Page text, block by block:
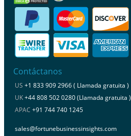
Contáctanos
US +1 833 909 2966 ( Llamada gratuita )
UK+44 808 502 0280 (Llamada gratuita )
APAC +91 744 740 1245
sales@fortunebusinessinsights.com